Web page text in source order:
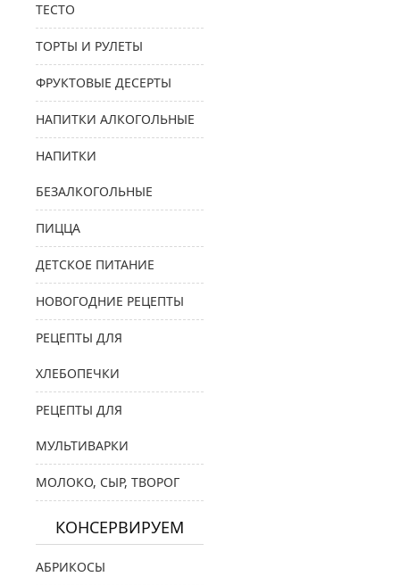
ТЕСТО
ТОРТЫ И РУЛЕТЫ
ФРУКТОВЫЕ ДЕСЕРТЫ
НАПИТКИ АЛКОГОЛЬНЫЕ
НАПИТКИ
БЕЗАЛКОГОЛЬНЫЕ
ПИЦЦА
ДЕТСКОЕ ПИТАНИЕ
НОВОГОДНИЕ РЕЦЕПТЫ
РЕЦЕПТЫ ДЛЯ
ХЛЕБОПЕЧКИ
РЕЦЕПТЫ ДЛЯ
МУЛЬТИВАРКИ
МОЛОКО, СЫР, ТВОРОГ
КОНСЕРВИРУЕМ
АБРИКОСЫ